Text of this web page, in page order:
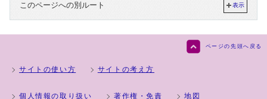
このページへの別ルート 表示
ページの先頭へ戻る
サイトの使い方 サイトの考え方
個人情報の取り扱い 著作権・免責 地図